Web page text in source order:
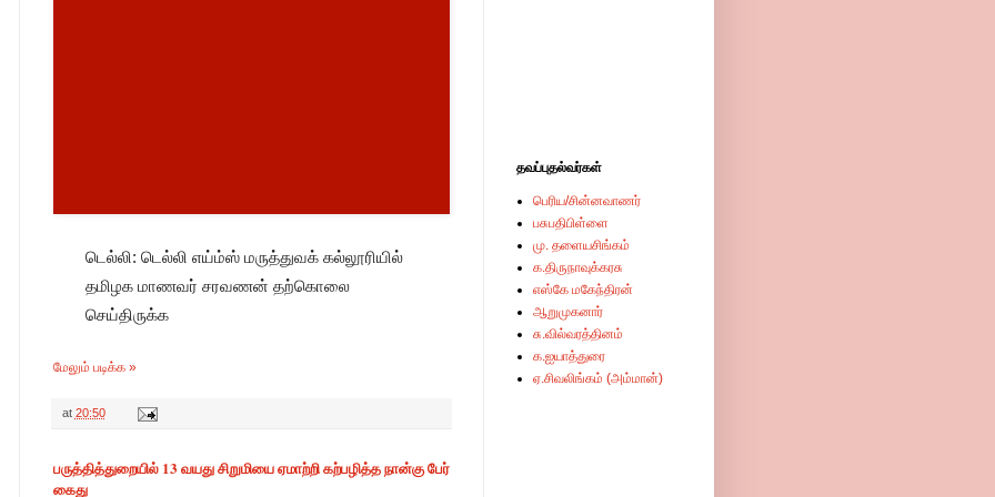
டெல்லி: டெல்லி எய்ம்ஸ் மருத்துவக் கல்லூரியில்
தமிழக மாணவர் சரவணன் தற்கொலை
செய்திருக்க
மேலும் படிக்க »
at 20:50
பருத்தித்துறையில் 13 வயது சிறுமியை ஏமாற்றி கற்பழித்த நான்கு பேர்
கைது
தவப்புதல்வர்கள்
பெரிய/சின்னவாணர்
பசுபதிபிள்ளை
மு. தளையசிங்கம்
க.திருநாவுக்கரசு
எஸ்கே மகேந்திரன்
ஆறுமுகனார்
சு.வில்வரத்தினம்
க.ஐயாத்துரை
ஏ.சிவலிங்கம் (அம்மான்)